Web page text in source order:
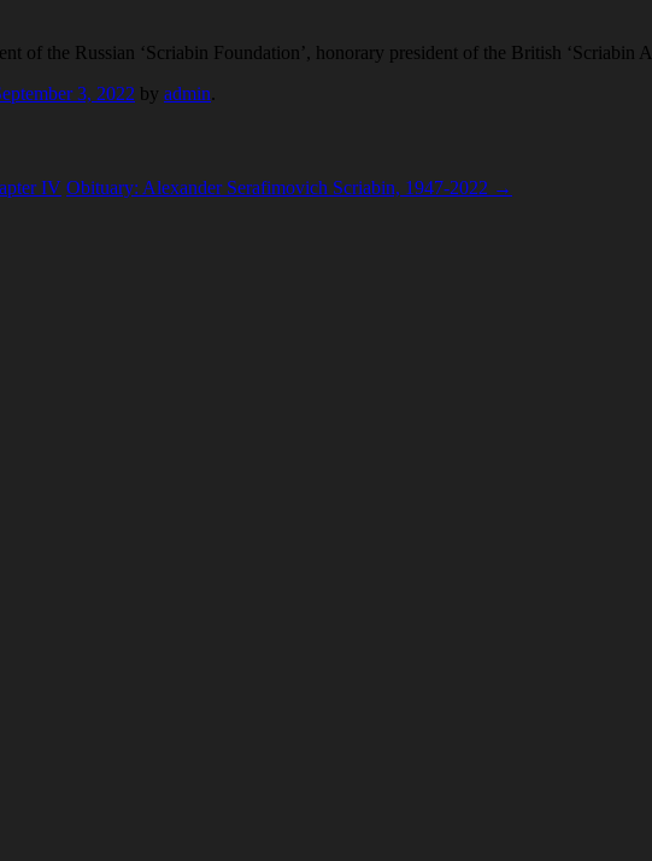
of the Russian ‘Scriabin Foundation’, honorary president of the British ‘Scriabin
3, 2022 by admin.
IV Obituary: Alexander Serafimovich Scriabin, 1947-2022 →